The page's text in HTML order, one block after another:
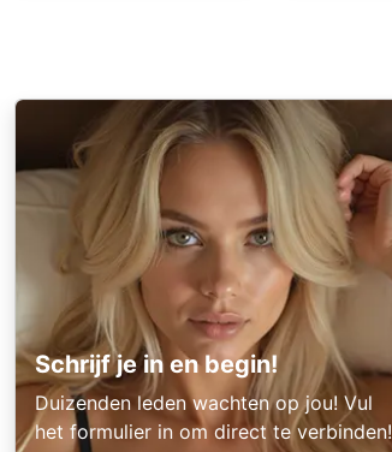
Schrijf je in en begin!
Duizenden leden wachten op jou! Vul
het formulier in om direct te verbinden!